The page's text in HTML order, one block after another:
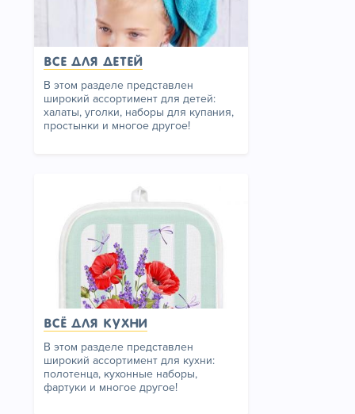
Все для детей
В этом разделе представлен
широкий ассортимент для детей:
халаты, уголки, наборы для купания,
простынки и многое другое!
Всё для кухни
В этом разделе представлен
широкий ассортимент для кухни:
полотенца, кухонные наборы,
фартуки и многое другое!